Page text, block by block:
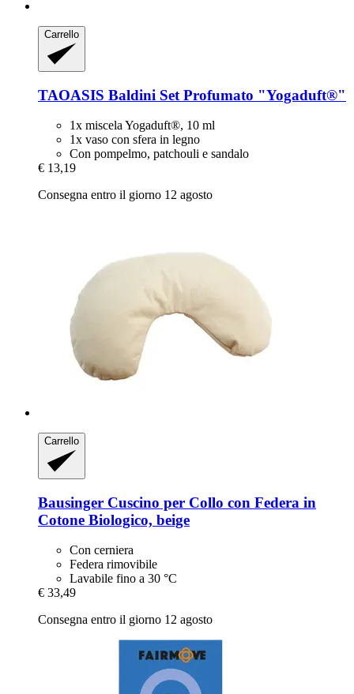
Carrello
TAOASIS Baldini Set Profumato "Yogaduft®"
1x miscela Yogaduft®, 10 ml
1x vaso con sfera in legno
Con pompelmo, patchouli e sandalo
€ 13,19
Consegna entro il giorno 12 agosto
Carrello
Bausinger Cuscino per Collo con Federa in
Cotone Biologico, beige
Con cerniera
Federa rimovibile
Lavabile fino a 30 °C
€ 33,49
Consegna entro il giorno 12 agosto